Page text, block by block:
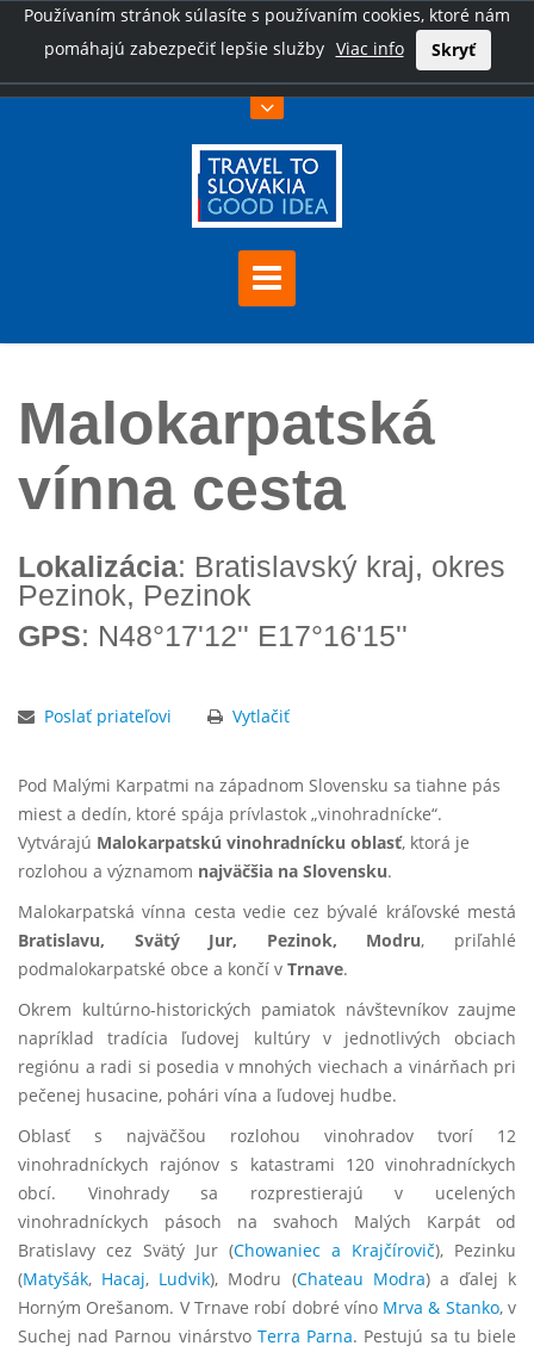
Používaním stránok súlasíte s používaním cookies, ktoré nám
pomáhajú zabezpečiť lepšie služby Viac info Skryť
Malokarpatská vínna cesta
Malokarpatská
vínna cesta
Lokalizácia: Bratislavský kraj, okres
Pezinok, Pezinok
GPS: N48°17'12'' E17°16'15''
Poslať priateľovi Vytlačiť
Pod Malými Karpatmi na západnom Slovensku sa tiahne pás
miest a dedín, ktoré spája prívlastok „vinohradnícke“.
Vytvárajú Malokarpatskú vinohradnícku oblasť, ktorá je
rozlohou a významom najväčšia na Slovensku.
Malokarpatská vínna cesta vedie cez bývalé kráľovské mestá
Bratislavu, Svätý Jur, Pezinok, Modru, priľahlé
podmalokarpatské obce a končí v Trnave.
Okrem kultúrno-historických pamiatok návštevníkov zaujme
napríklad tradícia ľudovej kultúry v jednotlivých obciach
regiónu a radi si posedia v mnohých viechach a vinárňach pri
pečenej husacine, pohári vína a ľudovej hudbe.
Oblasť s najväčšou rozlohou vinohradov tvorí 12
vinohradníckych rajónov s katastrami 120 vinohradníckych
obcí. Vinohrady sa rozprestierajú v ucelených
vinohradníckych pásoch na svahoch Malých Karpát od
Bratislavy cez Svätý Jur (Chowaniec a Krajčírovič), Pezinku
(Matyšák, Hacaj, Ludvik), Modru (Chateau Modra) a ďalej k
Horným Orešanom. V Trnave robí dobré víno Mrva & Stanko, v
Suchej nad Parnou vinárstvo Terra Parna. Pestujú sa tu biele